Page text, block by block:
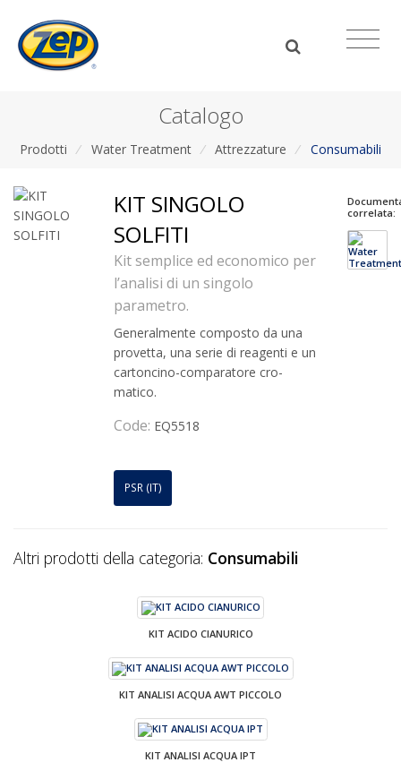
Catalogo
Prodotti / Water Treatment / Attrezzature / Consumabili
KIT SINGOLO
SOLFITI
Kit semplice ed economico per
l’analisi di un singolo
parametro.
Generalmente composto da una
provetta, una serie di reagenti e un
cartoncino-comparatore cro­
matico.
Code: EQ5518
PSR (IT)
correlata:
Altri prodotti della categoria: Consumabili
KIT ACIDO CIANURICO
KIT ANALISI ACQUA AWT PICCOLO
KIT ANALISI ACQUA IPT